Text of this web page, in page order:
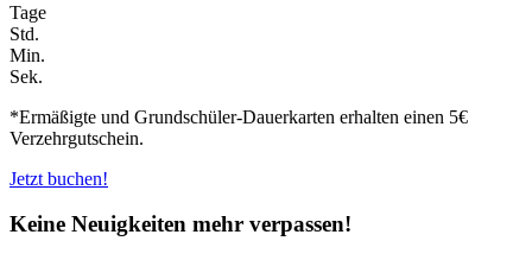
Tage
Std.
Min.
Sek.
*Ermäßigte und Grundschüler-Dauerkarten erhalten einen 5€
Verzehrgutschein.
Jetzt buchen!
Keine Neuigkeiten mehr verpassen!